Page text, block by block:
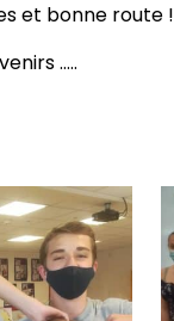
et bonne route !
…..